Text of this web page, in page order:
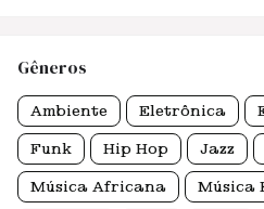
Gêneros
Ambiente Eletrônica
Funk Hip Hop Jazz
Música Africana Música